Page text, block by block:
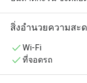
ท่องเที่ยวมักจะแวะ
สำหรับคนที่สงสัยว่าท
คุณภาพล้วนๆ แต่นอก
อิตาเลียนอื่นๆ ที่น่าส
สิ่งอำนวยความสะ
Wi-Fi
ที่จอดรถ